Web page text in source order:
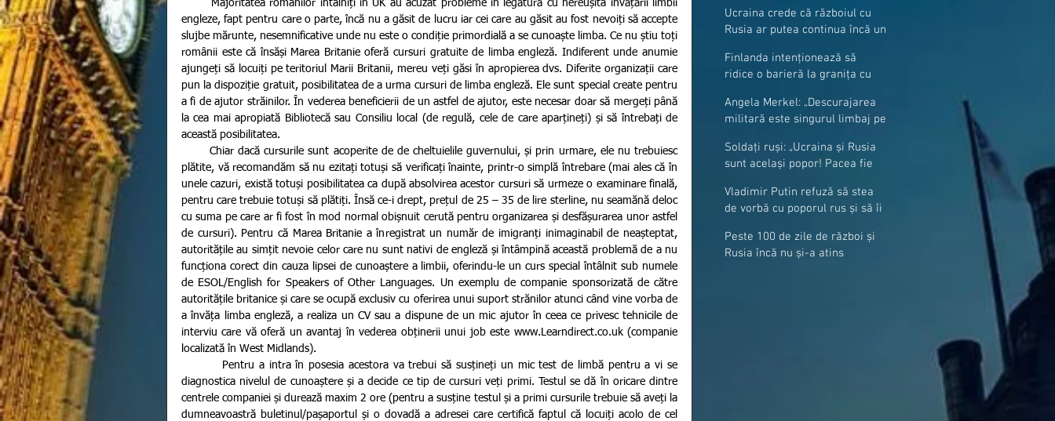
engleze, fapt pentru care o parte, încă nu a găsit de lucru iar cei care au găsit au fost nevoiți să accepte
slujbe mărunte, nesemnificative unde nu este o condiție primordială a se cunoaște limba. Ce nu știu toți
românii este că însăși Marea Britanie oferă cursuri gratuite de limba engleză. Indiferent unde anumie
ajungeți să locuiți pe teritoriul Marii Britanii, mereu veți găsi în apropierea dvs. Diferite organizații care
pun la dispoziție gratuit, posibilitatea de a urma cursuri de limba engleză. Ele sunt special create pentru
a fi de ajutor străinilor. În vederea beneficierii de un astfel de ajutor, este necesar doar să mergeți până
la cea mai apropiată Bibliotecă sau Consiliu local (de regulă, cele de care aparțineți) și să întrebați de
această posibilitatea.
plătite, vă recomandăm să nu ezitați totuși să verificați înainte, printr-o simplă întrebare (mai ales că în
unele cazuri, există totuși posibilitatea ca după absolvirea acestor cursuri să urmeze o examinare finală,
pentru care trebuie totuși să plătiți. Însă ce-i drept, prețul de 25 – 35 de lire sterline, nu seamănă deloc
cu suma pe care ar fi fost în mod normal obișnuit cerută pentru organizarea și desfășurarea unor astfel
de cursuri). Pentru că Marea Britanie a înregistrat un număr de imigranți inimaginabil de neașteptat,
autoritățile au simțit nevoie celor care nu sunt nativi de engleză și întâmpină această problemă de a nu
funcționa corect din cauza lipsei de cunoaștere a limbii, oferindu-le un curs special întâlnit sub numele
de ESOL/English for Speakers of Other Languages. Un exemplu de companie sponsorizată de către
autoritățile britanice și care se ocupă exclusiv cu oferirea unui suport strănilor atunci când vine vorba de
a învăța limba engleză, a realiza un CV sau a dispune de un mic ajutor în ceea ce privesc tehnicile de
interviu care vă oferă un avantaj în vederea obținerii unui job este www.Learndirect.co.uk (companie
localizată în West Midlands).
diagnostica nivelul de cunoaștere și a decide ce tip de cursuri veți primi. Testul se dă în oricare dintre
centrele companiei și durează maxim 2 ore (pentru a susține testul și a primi cursurile trebuie să aveți la
dumneavoastră buletinul/pașaportul și o dovadă a adresei care certifică faptul că locuiți acolo de cel
granițe
Ucraina crede că războiul cu
Rusia ar putea continua încă un
Finlanda intenționează să
ridice o barieră la granița cu
Angela Merkel: „Descurajarea
militară este singurul limbaj pe
Soldați ruși: „Ucraina și Rusia
sunt același popor! Pacea fie
Vladimir Putin refuză să stea
de vorbă cu poporul rus și să îi
Peste 100 de zile de război și
Rusia încă nu și-a atins